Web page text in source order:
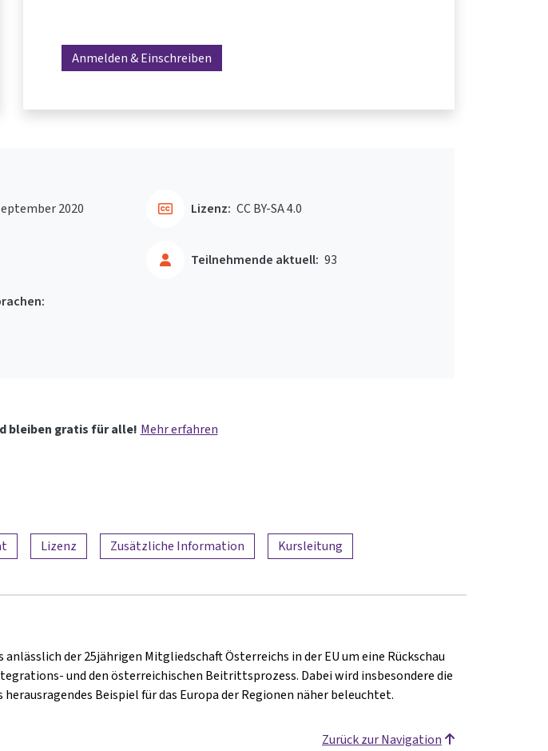
Anmelden & Einschreiben
2020
Teilnehmende aktuell: 93
Lizenz: CC BY-SA 4.0
bleiben gratis für alle! Mehr erfahren
Lizenz Zusätzliche Information Kursleitung
anlässlich der 25jährigen Mitgliedschaft Österreichs in der EU um eine Rückschau
und den österreichischen Beitrittsprozess. Dabei wird insbesondere die
Beispiel für das Europa der Regionen näher beleuchtet.
Zurück zur Navigation